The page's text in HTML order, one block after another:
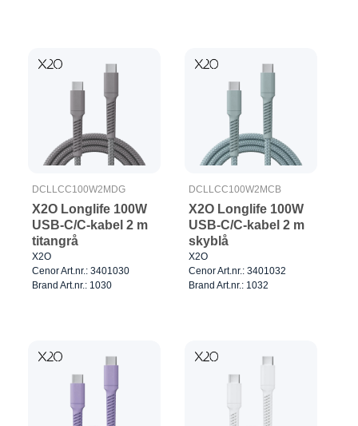
DCLLCC100W2MDG
X2O Longlife 100W
USB-C/C-kabel 2 m
titangrå
X2O
Cenor Art.nr.: 3401030
Brand Art.nr.: 1030
DCLLCC100W2MCB
X2O Longlife 100W
USB-C/C-kabel 2 m
skyblå
X2O
Cenor Art.nr.: 3401032
Brand Art.nr.: 1032